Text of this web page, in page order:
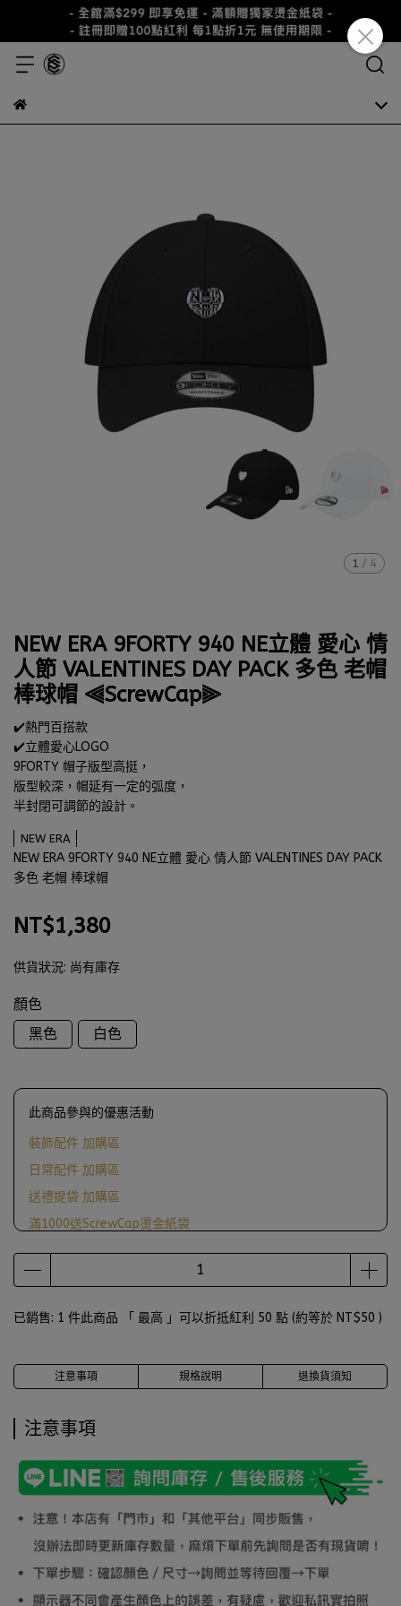
1 / 4
NEW ERA 9FORTY 940 NE立體 愛心 情
人節 VALENTINES DAY PACK 多色 老帽
棒球帽 ⫷ScrewCap⫸
✔️熱門百搭款
✔️立體愛心LOGO
9FORTY 帽子版型高挺，
版型較深，帽延有一定的弧度，
半封閉可調節的設計。
NEW ERA
NEW ERA 9FORTY 940 NE立體 愛心 情人節 VALENTINES DAY PACK
多色 老帽 棒球帽
NT$1,380
供貨狀況: 尚有庫存
顏色
黑色
白色
此商品參與的優惠活動
裝飾配件 加購區
日常配件 加購區
送禮提袋 加購區
滿1000送ScrewCap燙金紙袋
已銷售: 1 件此商品 「 最高 」可以折抵紅利 50 點 (約等於 NT$50 )
注意事項 規格說明 退換貨須知
注意事項